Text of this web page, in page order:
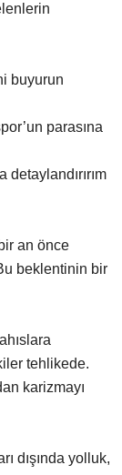
buyurun
parasına
an önce
beklentinin bir
tehlikede.
karizmayı
dışında yolluk,